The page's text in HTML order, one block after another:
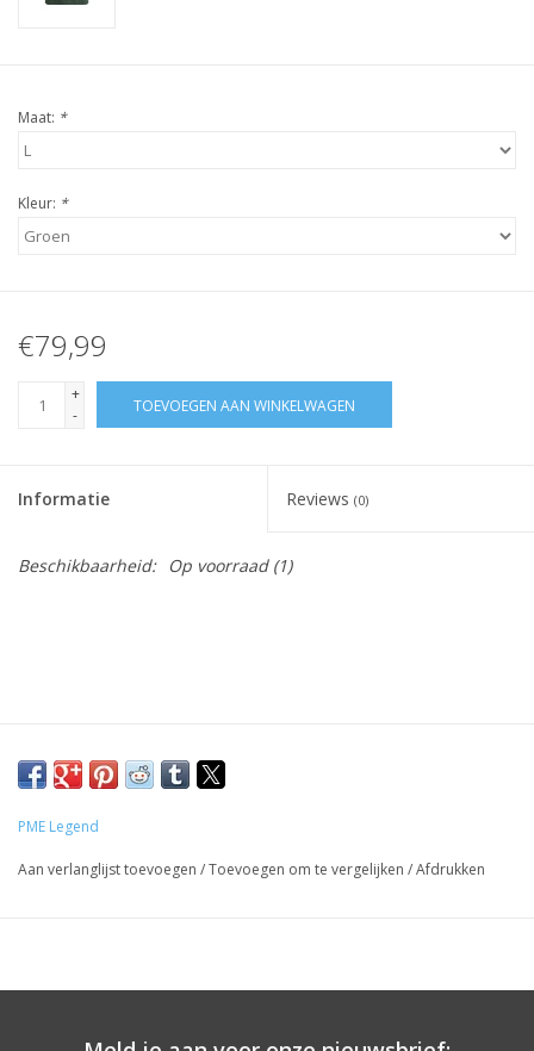
Maat: *
Kleur: *
€79,99
+
-
TOEVOEGEN AAN WINKELWAGEN
Informatie Reviews (0)
Beschikbaarheid: Op voorraad(1)
PME Legend
Aan verlanglijst toevoegen /Toevoegen om te vergelijken /Afdrukken